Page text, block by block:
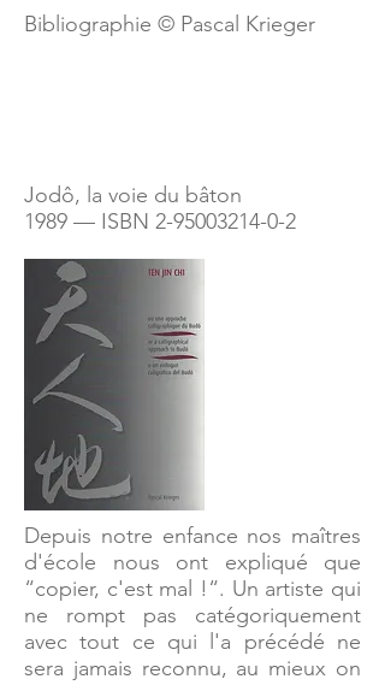
Bibliographie © Pascal Krieger
Jodô, la voie du bâton
1989 — ISBN 2-95003214-0-2
Depuis notre enfance nos maîtres
d'école nous ont expliqué que
“copier, c'est mal !“. Un artiste qui
ne rompt pas catégoriquement
avec tout ce qui l'a précédé ne
sera jamais reconnu, au mieux on